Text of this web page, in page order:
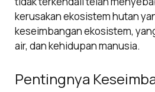
kerusakan ekosistem hutan
keseimbangan ekosistem,
air, dan kehidupan manusia.
Pentingnya